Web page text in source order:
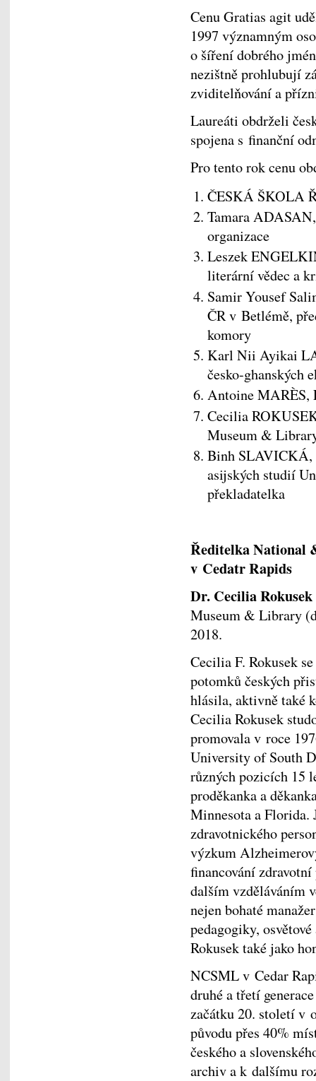
Cenu Gratias agit
1997 významným
o šíření dobrého
nezištně prohlubují
zviditelňování a
Laureáti obdrželi
spojena s finanční
Pro tento rok cenu
ČESKÁ ŠKOLA
Tamara
organizace
Leszek
literární vědec a
Samir Yousef
ČR v Betlémě,
komory
Karl Nii Ayikai
česko-ghanských
Antoine MARÈS,
Cecilia
Museum &
Binh SLAVICKÁ,
asijských studií
překladatelka
Ředitelka National
v Cedatr Rapids
Dr. Cecilia Rokusek
Museum & Library
2018.
Cecilia F. Rokusek
potomků českých
hlásila, aktivně také
Cecilia Rokusek
promovala v roce
University of South
různých pozicích 15
proděkanka a
Minnesota a Florida.
zdravotnického
výzkum
financování
dalším vzděláváním
nejen bohaté
pedagogiky,
Rokusek také jako
NCSML v Cedar
druhé a třetí
začátku 20. století v
původu přes 40%
českého a
archiv a k dalšímu